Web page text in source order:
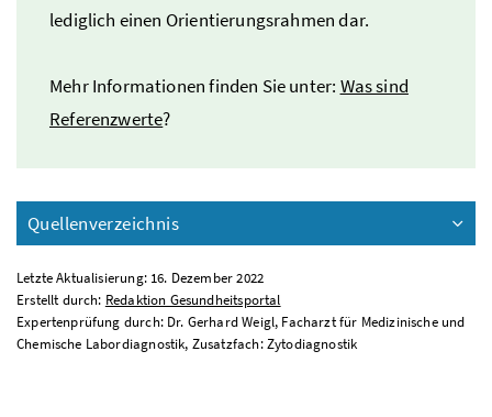
lediglich einen Orientierungsrahmen dar.
Mehr Informationen finden Sie unter: Was sind
Referenzwerte?
Quellenverzeichnis
Letzte Aktualisierung: 16. Dezember 2022
Erstellt durch: Redaktion Gesundheitsportal
Expertenprüfung durch: Dr. Gerhard Weigl, Facharzt für Medizinische und
Chemische Labordiagnostik, Zusatzfach: Zytodiagnostik